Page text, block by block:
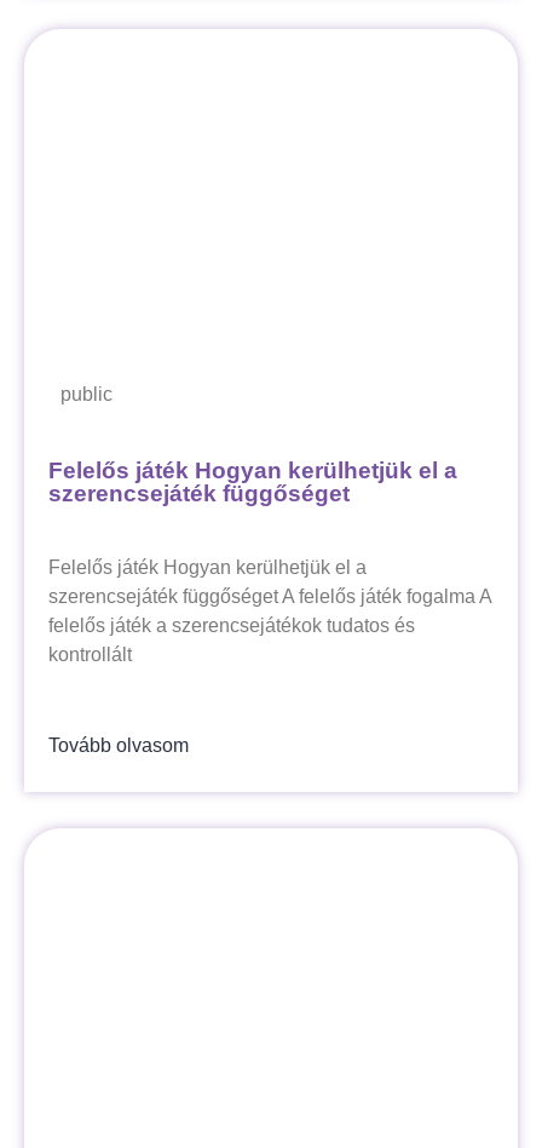
public
Felelős játék Hogyan kerülhetjük el a
szerencsejáték függőséget
Felelős játék Hogyan kerülhetjük el a
szerencsejáték függőséget A felelős játék fogalma A
felelős játék a szerencsejátékok tudatos és
kontrollált
Tovább olvasom